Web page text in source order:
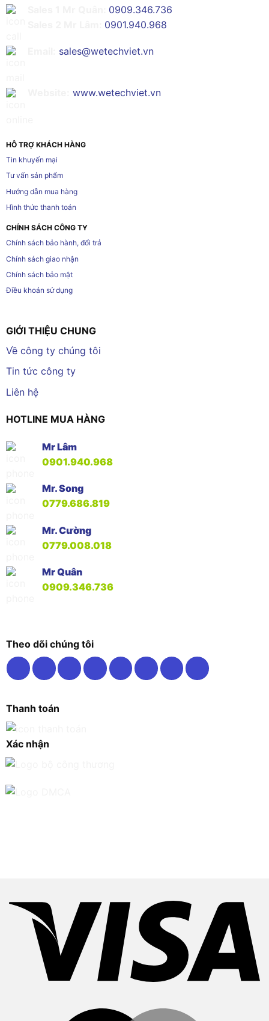
0909.346.736
0901.940.968
sales@wetechviet.vn
www.wetechviet.vn
HỖ TRỢ KHÁCH HÀNG
Tin khuyến mại
Tư vấn sản phẩm
Hướng dẫn mua hàng
Hình thức thanh toán
CHÍNH SÁCH CÔNG TY
Chính sách bảo hành, đổi trả
Chính sách giao nhận
Chính sách bảo mật
Điều khoản sử dụng
GIỚI THIỆU CHUNG
Về công ty chúng tôi
Tin tức công ty
Liên hệ
HOTLINE MUA HÀNG
Mr Lâm
0901.940.968
Mr. Song
0779.686.819
Mr. Cường
0779.008.018
Mr Quân
0909.346.736
Theo dõi chúng tôi
Thanh toán
Xác nhận